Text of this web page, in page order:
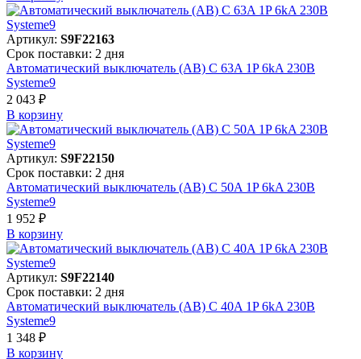
Артикул: S9F22163
Срок поставки: 2 дня
Автоматический выключатель (АВ) C 63A 1P 6kA 230В
Systeme9
2 043 ₽
В корзинy
Артикул: S9F22150
Срок поставки: 2 дня
Автоматический выключатель (АВ) C 50A 1P 6kA 230В
Systeme9
1 952 ₽
В корзинy
Артикул: S9F22140
Срок поставки: 2 дня
Автоматический выключатель (АВ) C 40A 1P 6kA 230В
Systeme9
1 348 ₽
В корзинy